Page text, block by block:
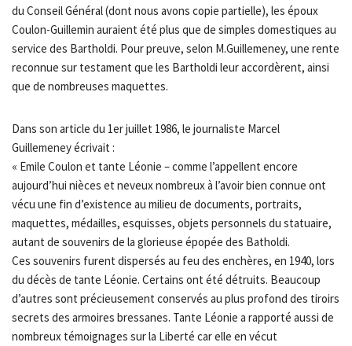
du Conseil Général (dont nous avons copie partielle), les époux
Coulon-Guillemin auraient été plus que de simples domestiques au
service des Bartholdi. Pour preuve, selon M.Guillemeney, une rente
reconnue sur testament que les Bartholdi leur accordèrent, ainsi
que de nombreuses maquettes.
Dans son article du 1er juillet 1986, le journaliste Marcel
Guillemeney écrivait :
« Emile Coulon et tante Léonie – comme l’appellent encore
aujourd’hui nièces et neveux nombreux à l’avoir bien connue ont
vécu une fin d’existence au milieu de documents, portraits,
maquettes, médailles, esquisses, objets personnels du statuaire,
autant de souvenirs de la glorieuse épopée des Batholdi.
Ces souvenirs furent dispersés au feu des enchères, en 1940, lors
du décès de tante Léonie. Certains ont été détruits. Beaucoup
d’autres sont précieusement conservés au plus profond des tiroirs
secrets des armoires bressanes. Tante Léonie a rapporté aussi de
nombreux témoignages sur la Liberté car elle en vécut